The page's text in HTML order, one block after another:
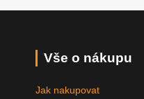
Vše o nákupu
Jak nakupovat